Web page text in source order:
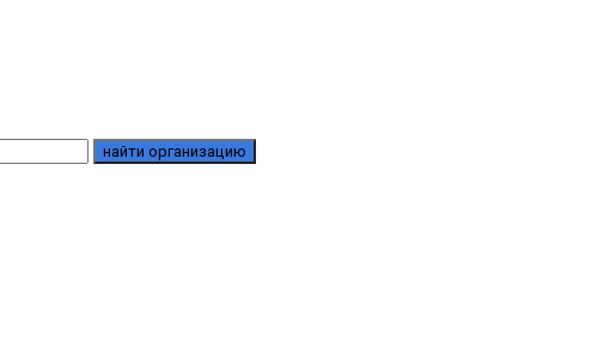
найти организацию